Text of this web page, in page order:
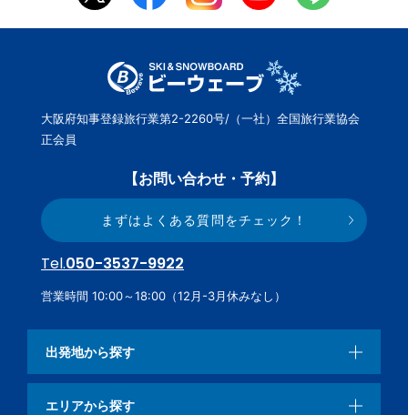
大阪府知事登録旅行業第2-2260号/（一社）全国旅行業協会
正会員
【お問い合わせ・予約】
まずはよくある質問をチェック！
Tel.050-3537-9922
営業時間 10:00～18:00（12月-3月休みなし）
出発地から探す
エリアから探す